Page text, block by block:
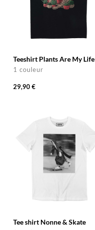
Teeshirt Plants Are My Life
1 couleur
29,90 €
Tee shirt Nonne & Skate